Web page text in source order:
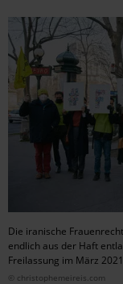
Die iranische
endlich aus der Haft
Freilassung im März
© christophemeireis.com